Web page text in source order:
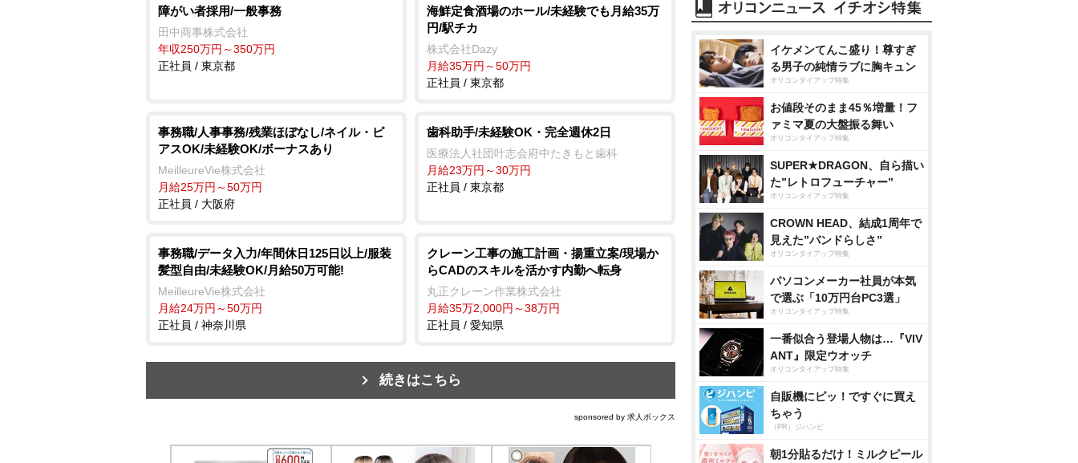
障がい者採用/一般事務
田中商事株式会社
年収250万円～350万円
正社員 / 東京都
海鮮定食酒場のホール/未経験でも月給35万
円/駅チカ
株式会社Dazy
月給35万円～50万円
正社員 / 東京都
事務職/人事事務/残業ほぼなし/ネイル・ピ
アスOK/未経験OK/ボーナスあり
MeilleureVie株式会社
月給25万円～50万円
正社員 / 大阪府
歯科助手/未経験OK・完全週休2日
医療法人社団叶志会府中たきもと歯科
月給23万円～30万円
正社員 / 東京都
事務職/データ入力/年間休日125日以上/服装
髪型自由/未経験OK/月給50万可能!
MeilleureVie株式会社
月給24万円～50万円
正社員 / 神奈川県
クレーン工事の施工計画・揚重立案/現場か
らCADのスキルを活かす内勤へ転身
丸正クレーン作業株式会社
月給35万2,000円～38万円
正社員 / 愛知県
続きはこちら
sponsored by 求人ボックス
イケメンてんこ盛り！尊すぎ
る男子の純情ラブに胸キュン
オリコンタイアップ特集
お値段そのまま45％増量！フ
ァミマ夏の大盤振る舞い
オリコンタイアップ特集
SUPER★DRAGON、自ら描い
た”レトロフューチャー”
オリコンタイアップ特集
CROWN HEAD、結成1周年で
見えた”バンドらしさ”
オリコンタイアップ特集
パソコンメーカー社員が本気
で選ぶ「10万円台PC3選」
オリコンタイアップ特集
一番似合う登場人物は…『VIV
ANT』限定ウオッチ
オリコンタイアップ特集
自販機にピッ！ですぐに買え
ちゃう
（PR）ジハンピ
朝1分貼るだけ！ミルクピール